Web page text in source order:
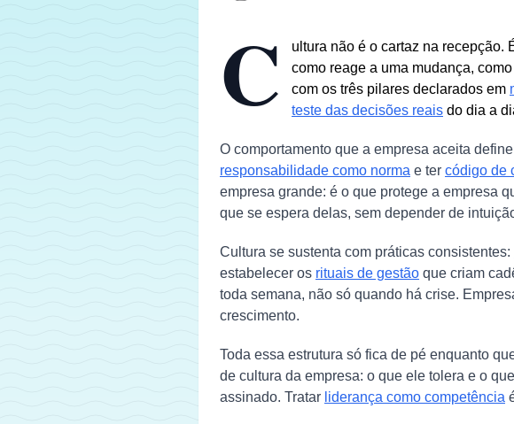
C
ultura não é o cartaz na recepção.
como reage a uma mudança,
com os três pilares declarados em
teste das decisões reais do dia a
O comportamento que a empresa aceita
responsabilidade como norma e ter código de
empresa grande: é o que protege a empresa
que se espera delas, sem depender de
Cultura se sustenta com práticas consistentes:
estabelecer os rituais de gestão que criam
toda semana, não só quando há crise.
crescimento.
Toda essa estrutura só fica de pé enquanto
de cultura da empresa: o que ele tolera e o
assinado. Tratar liderança como competência